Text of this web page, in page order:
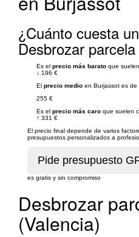
¿Cuánto cuesta
Desbrozar
Es el precio más barato que
↓ 196 €
El precio medio en Burjassot es de
255 €
Es el precio más caro que suelen
↑ 331 €
El precio final depende de varios
presupuestos personalizados a
es gratis y sin compromiso
Desbrozar
(Valencia)